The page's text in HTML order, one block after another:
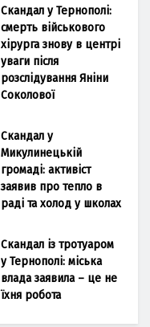
Скандал у Тернополі:
смерть військового
хірурга знову в центрі
уваги після
розслідування Яніни
Соколової
Скандал у
Микулинецькій
громаді: активіст
заявив про тепло в
раді та холод у школах
Скандал із тротуаром
у Тернополі: міська
влада заявила – це не
їхня робота